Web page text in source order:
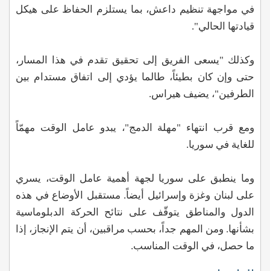
في مواجهة تنظيم داعش، بما يستلزم الحفاظ على هيكل
قيادتها الحالي".
وكذلك "يسعى الفريق إلى تحقيق تقدم في هذا المسار،
حتى وإن كان بطيئاً، طالما يؤدي إلى اتفاق مستدام بين
الطرفين"، يضيف هيراس.
ومع قرب انتهاء "مهلة الدمج"، يبدو عامل الوقت مهمّاً
للغاية في سوريا.
وما ينطبق على سوريا لجهة أهمية عامل الوقت، يسري
على لبنان وغزة وإسرائيل أيضاً. مستقبل الأوضاع في هذه
الدول والمناطق يتوقّف على نتائح الحركة الدبلوماسية
بشأنها. ومن المهم جداً، بحسب مراقبين، أن يتم الإنجاز، إذا
ما حصل، في الوقت المناسب.